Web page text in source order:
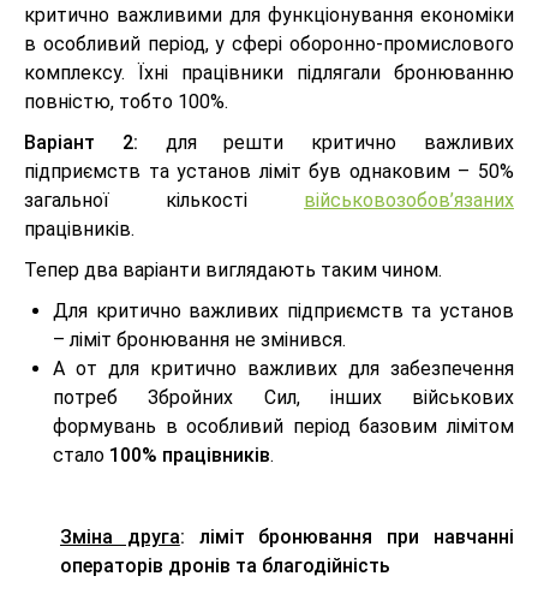
критично важливими для функціонування економіки
в особливий період, у сфері оборонно-промислового
комплексу. Їхні працівники підлягали бронюванню
повністю, тобто 100%.
Варіант 2: для решти критично важливих
підприємств та установ ліміт був однаковим – 50%
загальної кількості військовозобов’язаних
працівників.
Тепер два варіанти виглядають таким чином.
Для критично важливих підприємств та установ
– ліміт бронювання не змінився.
А от для критично важливих для забезпечення
потреб Збройних Сил, інших військових
формувань в особливий період базовим лімітом
стало 100% працівників.
Зміна друга: ліміт бронювання при навчанні
операторів дронів та благодійність